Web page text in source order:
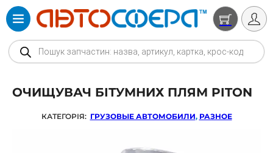
Products search
ОЧИЩУВАЧ БІТУМНИХ ПЛЯМ PITON
КАТЕГОРІЯ: ГРУЗОВЫЕ АВТОМОБИЛИ, РАЗНОЕ